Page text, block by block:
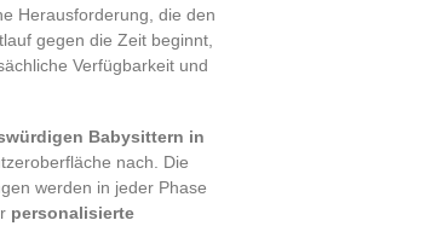
Herausforderung, die den
gegen die Zeit beginnt,
Verfügbarkeit und
Babysittern in
nach. Die
werden in jeder Phase
personalisierte